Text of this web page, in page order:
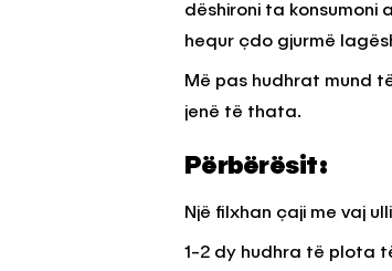
dëshironi ta
hequr çdo gjurmë
Më pas hudhrat mund
jenë të thata.
Përbërësit:
Një filxhan çaji me vaj
1-2 dy hudhra të plota